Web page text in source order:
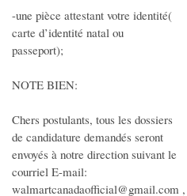
-une pièce attestant votre identité(
carte d’identité natal ou
passeport);
NOTE BIEN:
Chers postulants, tous les dossiers
de candidature demandés seront
envoyés à notre direction suivant le
courriel E-mail:
walmartcanadaofficial@gmail.com ,